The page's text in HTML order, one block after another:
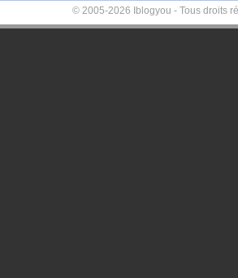
© 2005-2026 Iblogyou - Tous droits